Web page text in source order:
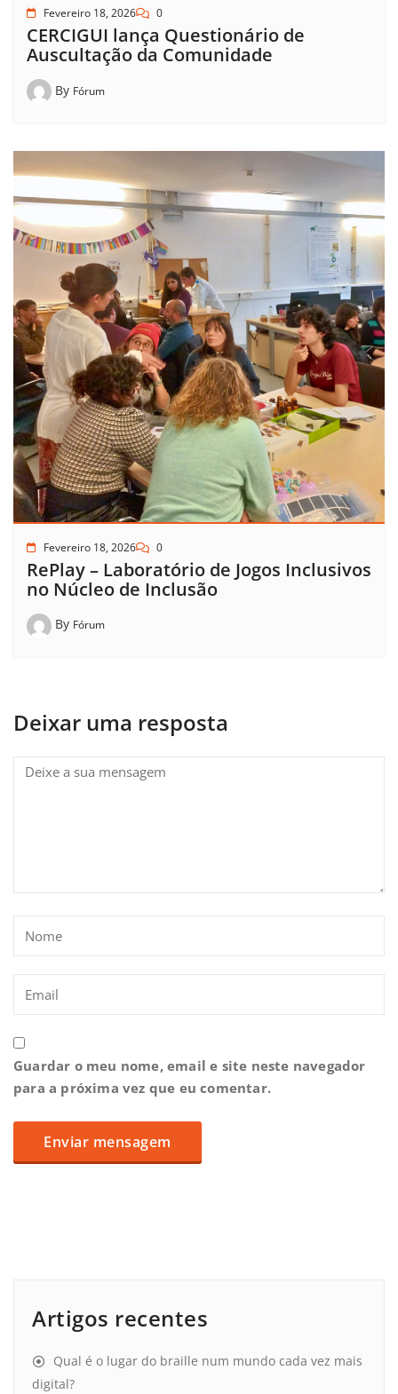
Fevereiro 18, 2026 0
CERCIGUI lança Questionário de
Auscultação da Comunidade
By Fórum
Fevereiro 18, 2026 0
RePlay – Laboratório de Jogos Inclusivos
no Núcleo de Inclusão
By Fórum
Deixar uma resposta
Guardar o meu nome, email e site neste navegador
para a próxima vez que eu comentar.
Artigos recentes
Qual é o lugar do braille num mundo cada vez mais
digital?